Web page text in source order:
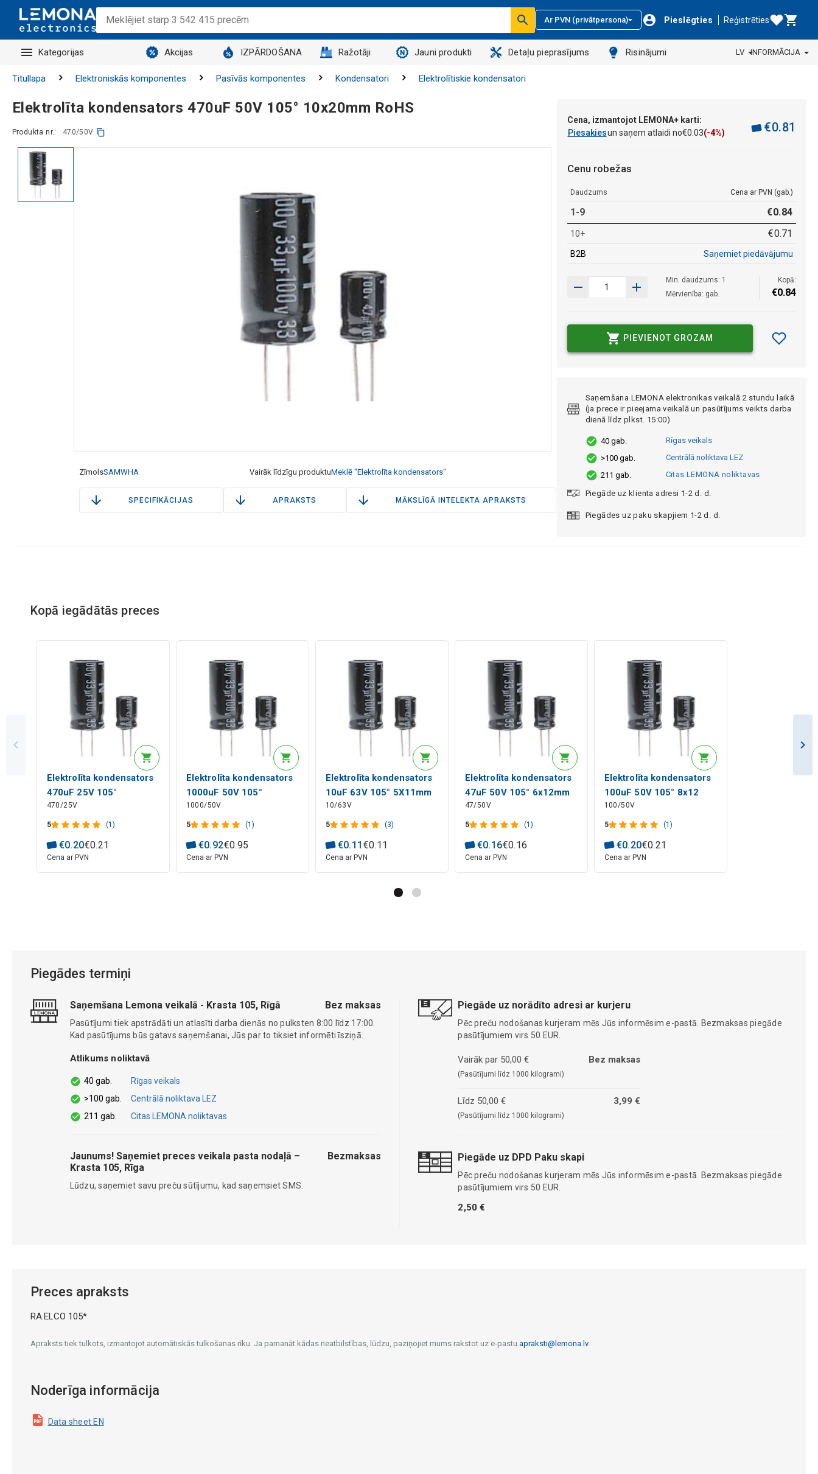
Ar PVN (privātpersona) Pieslēgties Reģistrēties
Kategorijas Akcijas IZPĀRDOŠANA Ražotāji Jauni produkti Detaļu pieprasījums Risinājumi LV INFORMĀCIJA
Titullapa Elektroniskās komponentes Pasīvās komponentes Kondensatori Elektrolītiskie kondensatori
Elektrolīta kondensators 470uF 50V 105° 10x20mm RoHS
Produkta nr.: 470/50V
ZīmolsSAMWHA Vairāk līdzīgu produktuMeklē "Elektrolīta kondensators"
SPECIFIKĀCIJAS APRAKSTS MĀKSLĪGĀ INTELEKTA APRAKSTS
Cena, izmantojot LEMONA+ karti:
Piesakiesun saņem atlaidi no€0 03(-4%) €0.81
Cenu robežas
Daudzums Cena ar PVN (gab.)
1-9 €0.84
10+ €0.71
B2B Saņemiet piedāvājumu
Min. daudzums: 1
Mērvienība: gab.
Kopā:
€0.84
PIEVIENOT GROZAM
Saņemšana LEMONA elektronikas veikalā 2 stundu laikā
(ja prece ir pieejama veikalā un pasūtījums veikts darba
dienā līdz plkst. 15:00)
40 gab.
Rīgas veikals
>100 gab.
Centrālā noliktava LEZ
211 gab.
Citas LEMONA noliktavas
Piegāde uz klienta adresi 1-2 d. d.
Piegādes uz paku skapjiem 1-2 d. d.
Kopā iegādātās preces
Elektrolīta kondensators
470uF 25V 105°
10X16mm RoHS
470/25V
5 (1)
€0.20€0.21
Cena ar PVN
Elektrolīta kondensators
1000uF 50V 105°
12.5x25mm RoHS
1000/50V
5 (1)
€0.92€0.95
Cena ar PVN
Elektrolīta kondensators
10uF 63V 105° 5X11mm
RoHS
10/63V
5 (3)
€0.11 €0.11
Cena ar PVN
Elektrolīta kondensators
47uF 50V 105° 6x12mm
RoHS
47/50V
5 (1)
€0.16€0.16
Cena ar PVN
Elektrolīta kondensators
100uF 50V 105° 8x12
RoHS
100/50V
5 (1)
€0.20€0.21
Cena ar PVN
Piegādes termiņi
Saņemšana Lemona veikalā - Krasta 105, Rīgā Bez maksas
Pasūtījumi tiek apstrādāti un atlasīti darba dienās no pulksten 8:00 līdz 17:00.
Kad pasūtījums būs gatavs saņemšanai, Jūs par to tiksiet informēti īsziņā.
Atlikums noliktavā
40 gab.
Rīgas veikals
>100 gab.
Centrālā noliktava LEZ
211 gab.
Citas LEMONA noliktavas
Jaunums! Saņemiet preces veikala pasta nodaļā –
Krasta 105, Rīga
Bezmaksas
Lūdzu, saņemiet savu preču sūtījumu, kad saņemsiet SMS.
Piegāde uz norādīto adresi ar kurjeru
Pēc preču nodošanas kurjeram mēs Jūs informēsim e-pastā. Bezmaksas piegāde
pasūtījumiem virs 50 EUR.
Vairāk par 50,00 €
(Pasūtījumi līdz 1000 kilogrami)
Bez maksas
Līdz 50,00 €
(Pasūtījumi līdz 1000 kilogrami)
3,99 €
Piegāde uz DPD Paku skapi
Pēc preču nodošanas kurjeram mēs Jūs informēsim e-pastā. Bezmaksas piegāde
pasūtījumiem virs 50 EUR.
2,50 €
Preces apraksts
RA.ELCO 105*
Apraksts tiek tulkots, izmantojot automātiskās tulkošanas rīku. Ja pamanāt kādas neatbilstības, lūdzu, paziņojiet mums rakstot uz e-pastu apraksti@lemona.lv.
Noderīga informācija
Data sheet EN